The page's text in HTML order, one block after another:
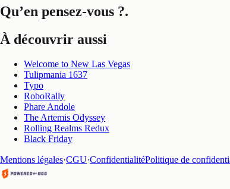
Qu’en pensez-vous ?.
À découvrir aussi
Welcome to New Las Vegas
Tulipmania 1637
Typo
RoboRally
Phare Andole
The Artemis Odyssey
Rolling Realms Redux
Black Friday
Mentions légales·CGU·ConfidentialitéPolitique de